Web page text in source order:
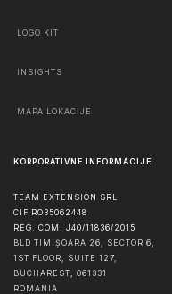
LOGO KIT
INSIGHTS
MAPA LOKACIJE
KORPORATIVNE INFORMACIJE
TEAM EXTENSION SRL
CIF RO35062448
REG. COM. J40/11836/2015
BLD TIMIȘOARA 26, SECTOR 6,
1ST FLOOR, SUITE 127,
BUCHAREST
061331
ROMANIA